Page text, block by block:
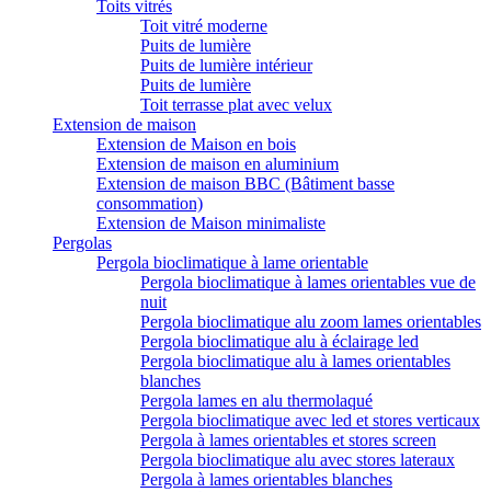
Toits vitrés
Toit vitré moderne
Puits de lumière
Puits de lumière intérieur
Puits de lumière
Toit terrasse plat avec velux
Extension de maison
Extension de Maison en bois
Extension de maison en aluminium
Extension de maison BBC (Bâtiment basse
consommation)
Extension de Maison minimaliste
Pergolas
Pergola bioclimatique à lame orientable
Pergola bioclimatique à lames orientables vue de
nuit
Pergola bioclimatique alu zoom lames orientables
Pergola bioclimatique alu à éclairage led
Pergola bioclimatique alu à lames orientables
blanches
Pergola lames en alu thermolaqué
Pergola bioclimatique avec led et stores verticaux
Pergola à lames orientables et stores screen
Pergola bioclimatique alu avec stores lateraux
Pergola à lames orientables blanches